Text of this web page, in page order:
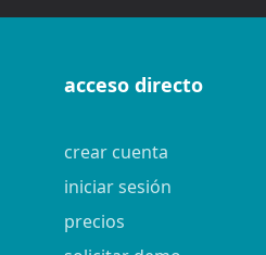
acceso directo
crear cuenta
iniciar sesión
precios